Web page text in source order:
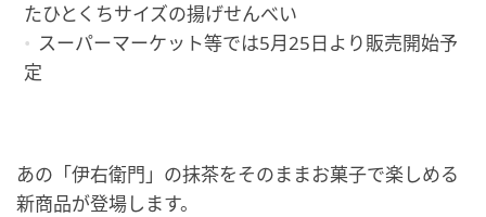
たひとくちサイズの揚げせんべい
スーパーマーケット等では5月25日より販売開始予
定
あの「伊右衛門」の抹茶をそのままお菓子で楽しめる
新商品が登場します。